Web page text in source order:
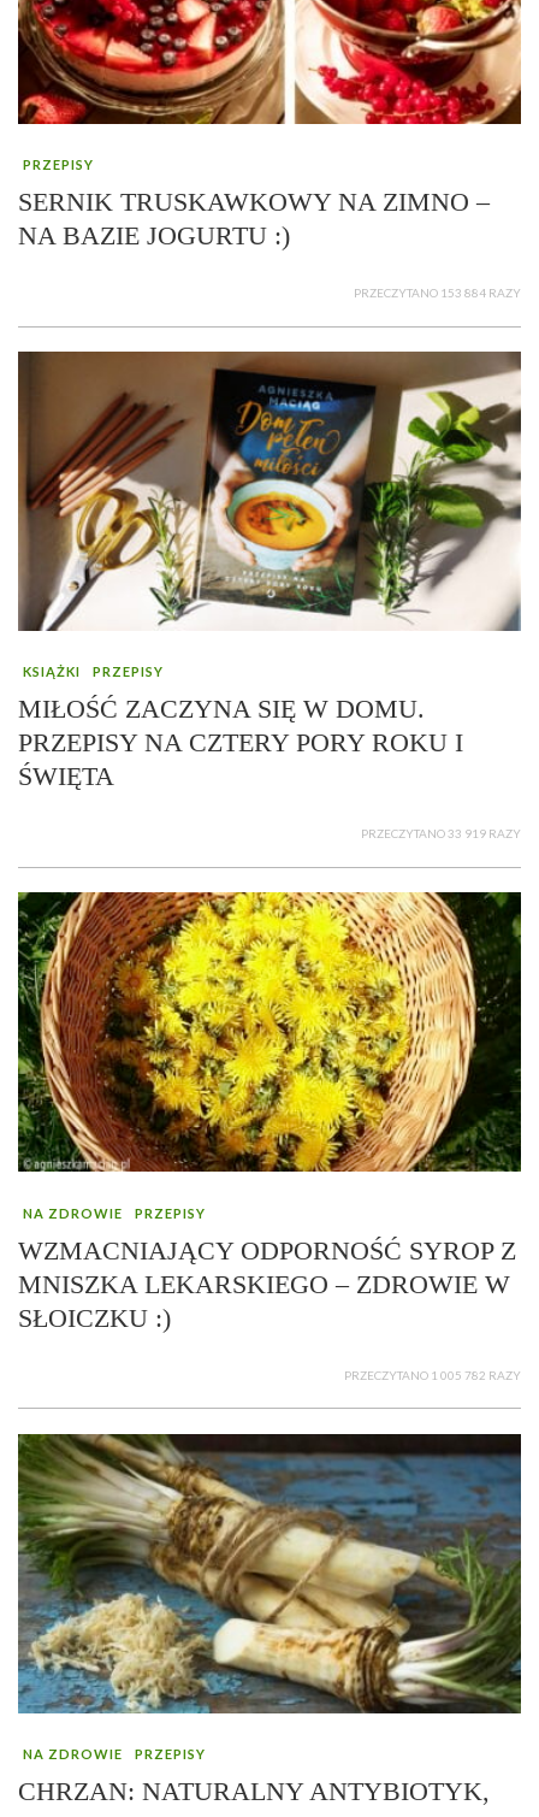
PRZEPISY
SERNIK TRUSKAWKOWY NA ZIMNO –
NA BAZIE JOGURTU :)
PRZECZYTANO 153 884 RAZY
KSIĄŻKI PRZEPISY
MIŁOŚĆ ZACZYNA SIĘ W DOMU.
PRZEPISY NA CZTERY PORY ROKU I
ŚWIĘTA
PRZECZYTANO 33 919 RAZY
NA ZDROWIE PRZEPISY
WZMACNIAJĄCY ODPORNOŚĆ SYROP Z
MNISZKA LEKARSKIEGO – ZDROWIE W
SŁOICZKU :)
PRZECZYTANO 1 005 782 RAZY
NA ZDROWIE PRZEPISY
CHRZAN: NATURALNY ANTYBIOTYK,